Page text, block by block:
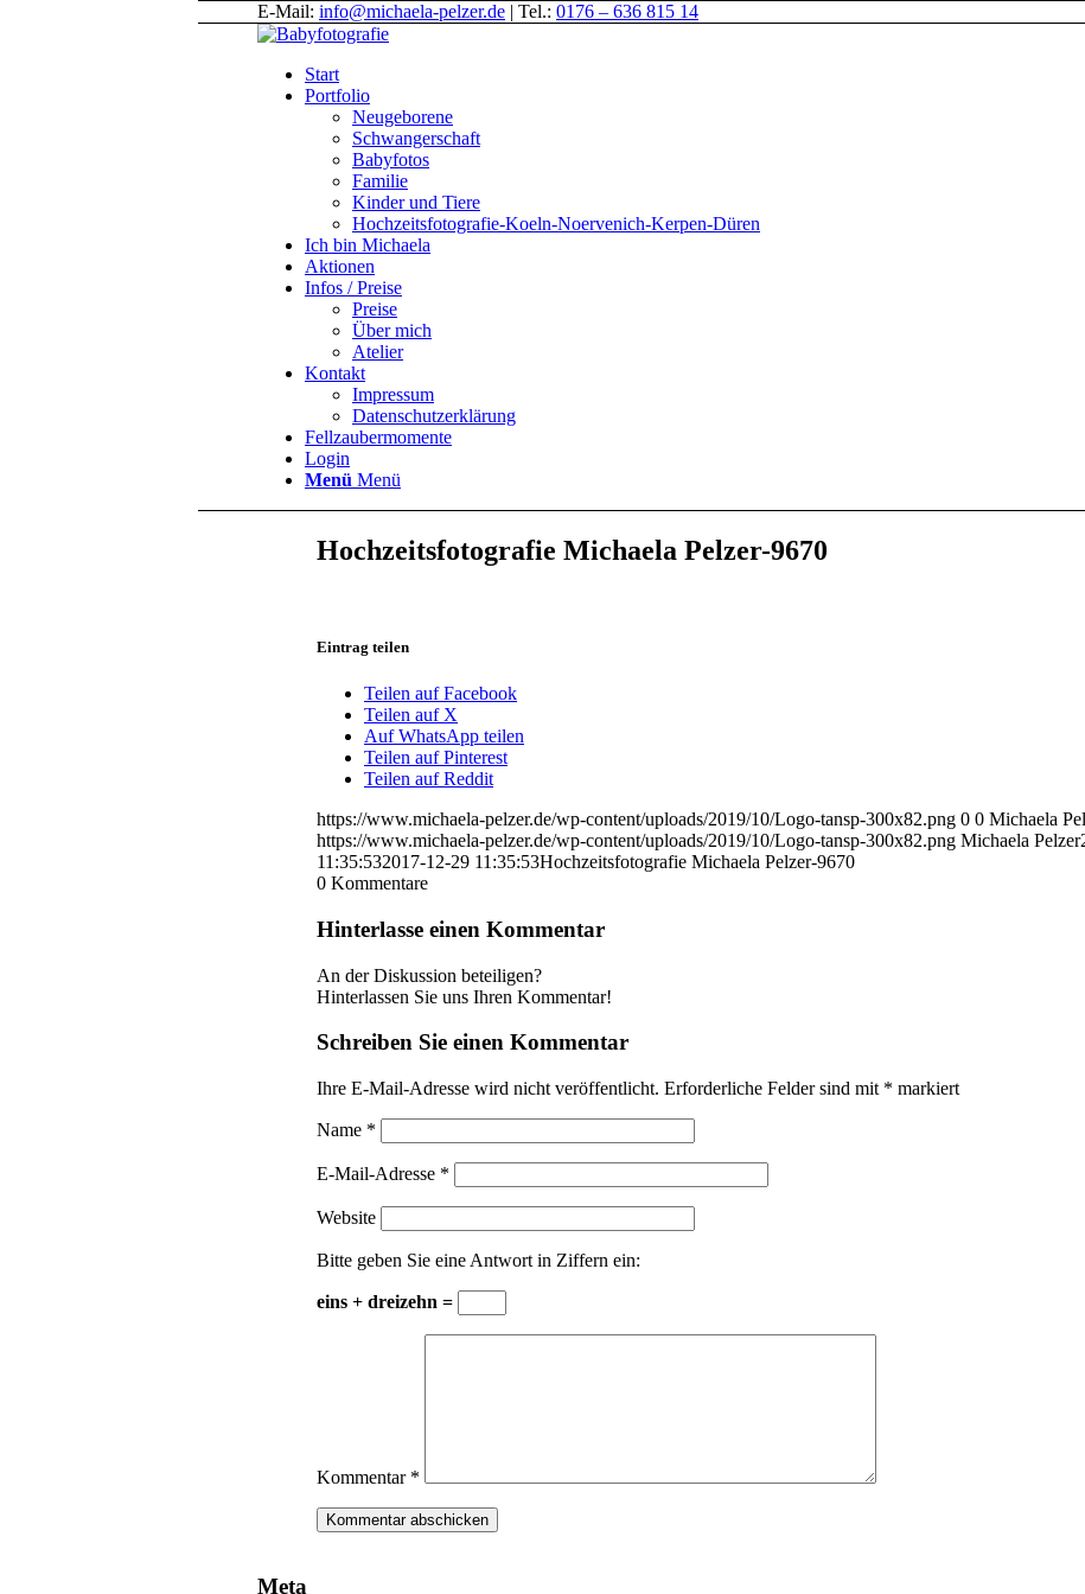
E-Mail: info@michaela-pelzer.de | Tel.: 0176 – 636 815 14
Start
Portfolio
Neugeborene
Schwangerschaft
Babyfotos
Familie
Kinder und Tiere
Hochzeitsfotografie-Koeln-Noervenich-Kerpen-Düren
Ich bin Michaela
Aktionen
Infos / Preise
Preise
Über mich
Atelier
Kontakt
Impressum
Datenschutzerklärung
Fellzaubermomente
Login
Menü Menü
Hochzeitsfotografie Michaela Pelzer-9670
Eintrag teilen
Teilen auf Facebook
Teilen auf X
Auf WhatsApp teilen
Teilen auf Pinterest
Teilen auf Reddit
https://www.michaela-pelzer.de/wp-content/uploads/2019/10/Logo-tansp-300x82.png 0 0 Michaela
https://www.michaela-pelzer.de/wp-content/uploads/2019/10/Logo-tansp-300x82.png Michaela Pelzer
11:35:532017-12-29 11:35:53Hochzeitsfotografie Michaela Pelzer-9670
0 Kommentare
Hinterlasse einen Kommentar
An der Diskussion beteiligen?
Hinterlassen Sie uns Ihren Kommentar!
Schreiben Sie einen Kommentar
Ihre E-Mail-Adresse wird nicht veröffentlicht. Erforderliche Felder sind mit * markiert
Name *
E-Mail-Adresse *
Website
Bitte geben Sie eine Antwort in Ziffern ein:
eins + dreizehn =
Kommentar *
Meta